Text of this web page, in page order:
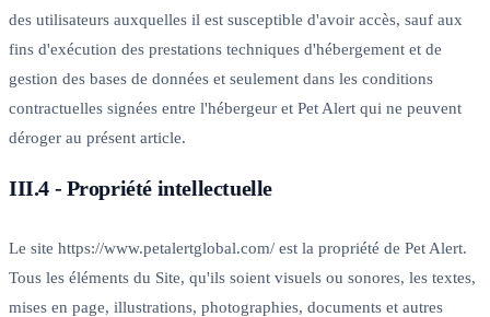
des utilisateurs auxquelles il est susceptible d'avoir accès, sauf aux
fins d'exécution des prestations techniques d'hébergement et de
gestion des bases de données et seulement dans les conditions
contractuelles signées entre l'hébergeur et Pet Alert qui ne peuvent
déroger au présent article.
III.4 - Propriété intellectuelle
Le site https://www.petalertglobal.com/ est la propriété de Pet Alert.
Tous les éléments du Site, qu'ils soient visuels ou sonores, les textes,
mises en page, illustrations, photographies, documents et autres